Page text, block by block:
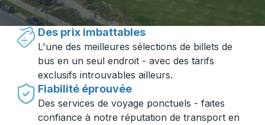
Trailways
Des prix imbattables
L'une des meilleures sélections de billets de
bus en un seul endroit - avec des tarifs
exclusifs introuvables ailleurs.
Fiabilité éprouvée
Des services de voyage ponctuels - faites
confiance à notre réputation de transport en